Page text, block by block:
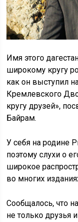
Имя этого
широкому кругу
как он выступил
Кремлевского
кругу друзей»,
Байрам.
У себя на родине
поэтому слухи о
широкое
во многих
Сообщалось, что
не только друзья